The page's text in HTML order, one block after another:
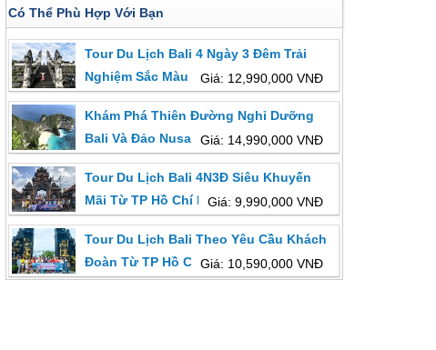
Có Thể Phù Hợp Với Bạn
Tour Du Lịch Bali 4 Ngày 3 Đêm Trải
Nghiệm Sắc Màu IndonesiaGiá: 12,990,000 VNĐ
Khám Phá Thiên Đường Nghỉ Dưỡng
Bali Và Đảo Nusa Penida 05 Ngày
Giá: 14,990,000 VNĐ
Tour Du Lịch Bali 4N3Đ Siêu Khuyến
Mãi Từ TP Hồ Chí MinhGiá: 9,990,000 VNĐ
Tour Du Lịch Bali Theo Yêu Cầu Khách
Đoàn Từ TP Hồ Chí MinhGiá: 10,590,000 VNĐ